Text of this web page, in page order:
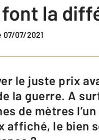
la
07/07/2021
la guerre. A
de mètres
affiché, le bien